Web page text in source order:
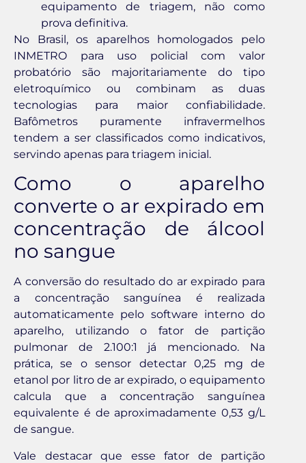
equipamento de triagem, não como
prova definitiva.
No Brasil, os aparelhos homologados pelo
INMETRO para uso policial com valor
probatório são majoritariamente do tipo
eletroquímico ou combinam as duas
tecnologias para maior confiabilidade.
Bafômetros puramente infravermelhos
tendem a ser classificados como indicativos,
servindo apenas para triagem inicial.
Como o aparelho
converte o ar expirado em
concentração de álcool
no sangue
A conversão do resultado do ar expirado para
a concentração sanguínea é realizada
automaticamente pelo software interno do
aparelho, utilizando o fator de partição
pulmonar de 2.100:1 já mencionado. Na
prática, se o sensor detectar 0,25 mg de
etanol por litro de ar expirado, o equipamento
calcula que a concentração sanguínea
equivalente é de aproximadamente 0,53 g/L
de sangue.
Vale destacar que esse fator de partição